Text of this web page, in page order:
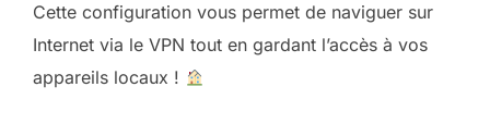
Cette configuration vous permet de naviguer sur
Internet via le VPN tout en gardant l’accès à vos
appareils locaux !